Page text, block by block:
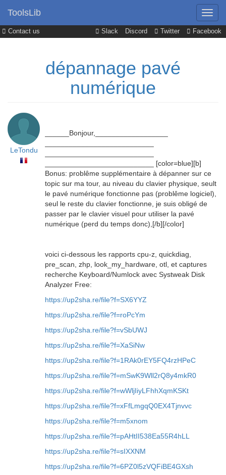
Contact us Slack Discord Twitter Facebook
ToolsLib
dépannage pavé
numérique
LeTondu
______Bonjour,__________________
___________________________ [color=blue][b]
Bonus: problême supplémentaire à dépanner sur ce
topic sur ma tour, au niveau du clavier physique, seult
le pavé numérique fonctionne pas (problême logiciel),
seul le reste du clavier fonctionne, je suis obligé de
passer par le clavier visuel pour utiliser la pavé
numérique (perd du temps donc),[/b][/color]
voici ci-dessous les rapports cpu-z, quickdiag,
pre_scan, zhp, look_my_hardware, otl, et captures
recherche Keyboard/Numlock avec Systweak Disk
Analyzer Free:
https://up2sha.re/file?f=SX6YYZ
https://up2sha.re/file?f=roPcYm
https://up2sha.re/file?f=vSbUWJ
https://up2sha.re/file?f=XaSiNw
https://up2sha.re/file?f=1RAk0rEY5FQ4rzHPeC
https://up2sha.re/file?f=mSwK9Wll2rQ8y4mkR0
https://up2sha.re/file?f=wWljIiyLFhhXqmKSKt
https://up2sha.re/file?f=xFfLmgqQ0EX4Tjnvvc
https://up2sha.re/file?f=m5xnom
https://up2sha.re/file?f=pAHtII538Ea55R4hLL
https://up2sha.re/file?f=sIXXNM
https://up2sha.re/file?f=6PZ0l5zVQFiBE4GXsh